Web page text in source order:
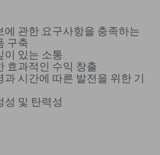
에 관한 요구사항을 충족하는
구축
이 있는 소통
효과적인 수익 창출
과 시간에 따른 발전을 위한 기
성 및 탄력성